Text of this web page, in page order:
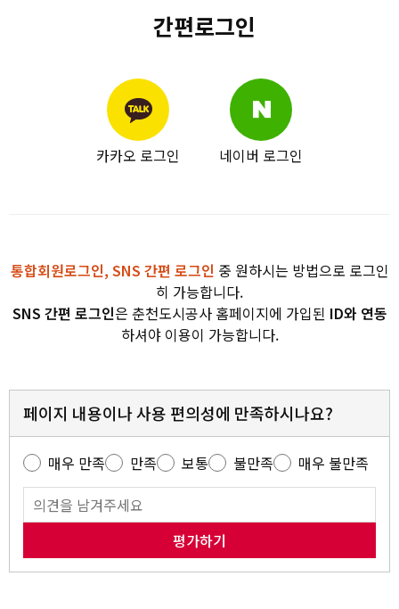
간편로그인
카카오 로그인 네이버 로그인
통합회원로그인, SNS 간편 로그인 중 원하시는 방법으로 로그인
히 가능합니다.
SNS 간편 로그인은 춘천도시공사 홈페이지에 가입된 ID와 연동
하셔야 이용이 가능합니다.
페이지 내용이나 사용 편의성에 만족하시나요?
매우 만족 만족 보통 불만족 매우 불만족
평가하기